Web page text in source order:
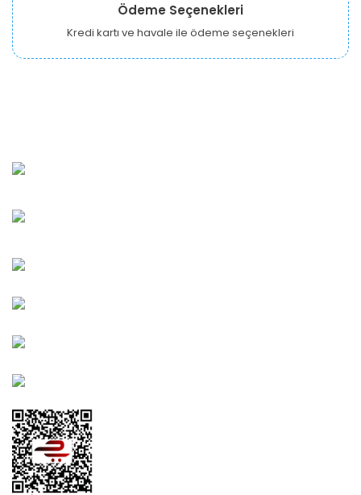
Ödeme Seçenekleri
Kredi kartı ve havale ile ödeme seçenekleri